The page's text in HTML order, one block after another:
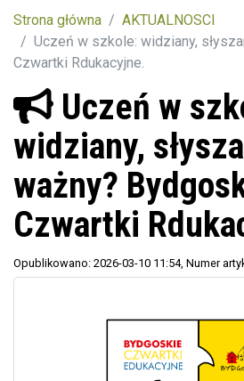
Strona główna
AKTUALNOSCI
Uczeń w szkole: widziany,
Czwartki Rdukacyjne.
Uczeń w
widziany,
ważny?
Czwartki
Opublikowano: 2026-03-10 11:54, Numer